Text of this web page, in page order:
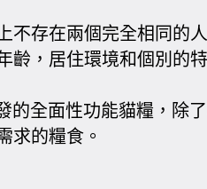
不存在兩個完全相同的
齡，居住環境和個別的
的全面性功能貓糧，除
求的糧食。